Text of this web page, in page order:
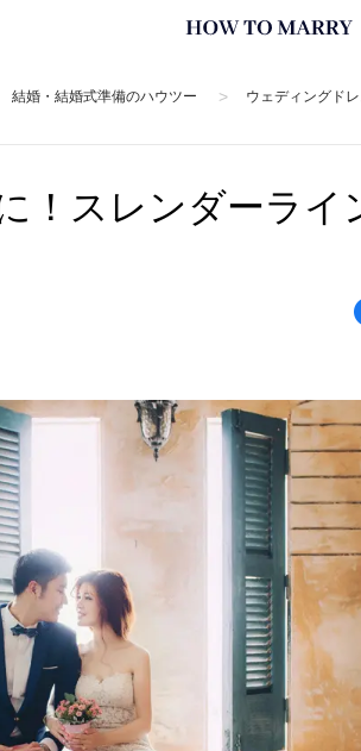
結婚・結婚式準備のハウツー > ウェディングド
！スレンダーライ